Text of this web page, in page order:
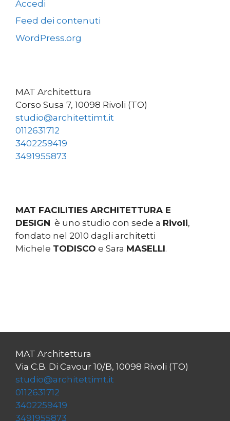
Accedi
Feed dei contenuti
WordPress.org
MAT Architettura
Corso Susa 7, 10098 Rivoli (TO)
studio@architettimt.it
0112631712
3402259419
3491955873
MAT FACILITIES ARCHITETTURA E
DESIGN è uno studio con sede a Rivoli,
fondato nel 2010 dagli architetti
Michele TODISCO e Sara MASELLI.
MAT Architettura
Via C.B. Di Cavour 10/B, 10098 Rivoli (TO)
studio@architettimt.it
0112631712
3402259419
3491955873